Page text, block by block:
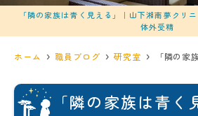
「隣の家族は青く見える」｜山下湘南夢クリ
体外受精
ホーム 職員ブログ 研究室 「隣の家
「隣の家族は青く